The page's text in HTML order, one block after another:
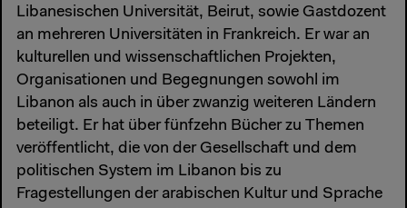
Libanesischen Universität, Beirut, sowie Gastdozent
an mehreren Universitäten in Frankreich. Er war an
kulturellen und wissenschaftlichen Projekten,
Organisationen und Begegnungen sowohl im
Libanon als auch in über zwanzig weiteren Ländern
beteiligt. Er hat über fünfzehn Bücher zu Themen
veröffentlicht, die von der Gesellschaft und dem
politischen System im Libanon bis zu
Fragestellungen der arabischen Kultur und Sprache